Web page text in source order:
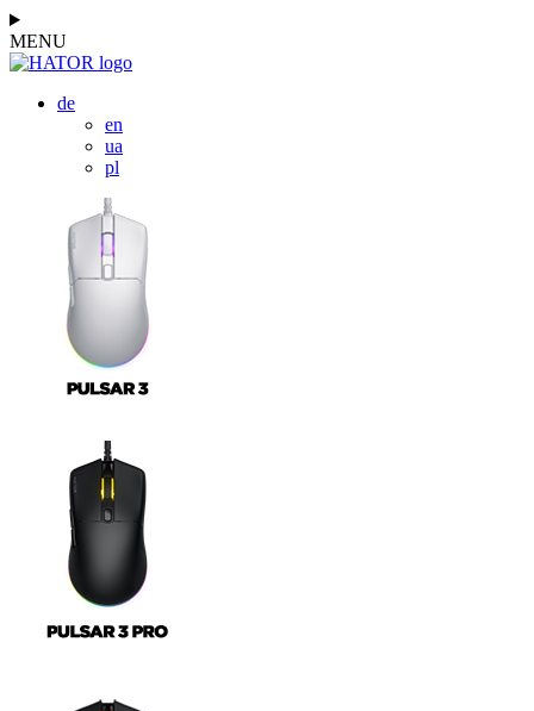
MENU
de
en
ua
pl